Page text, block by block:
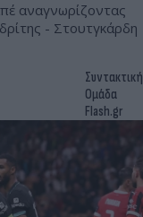
αναγνωρίζοντας
- Στουτγκάρδη
Συντακτική
Ομάδα
Flash.gr